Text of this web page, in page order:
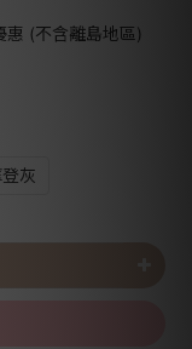
(不含離島地區)
灰